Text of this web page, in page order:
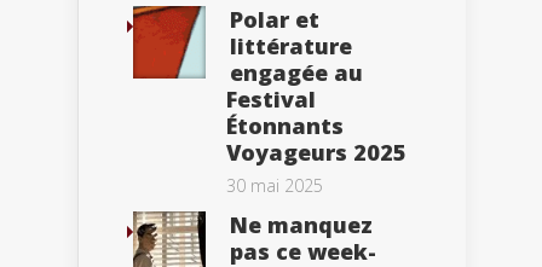
Polar et
littérature
engagée au
Festival
Étonnants
Voyageurs 2025
30 mai 2025
Ne manquez
pas ce week-